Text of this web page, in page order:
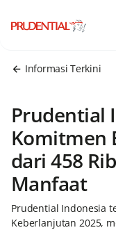
Informasi Terkini
Prudential
Komitmen
dari 458
Manfaat
Prudential Indonesia
Keberlanjutan 2025,